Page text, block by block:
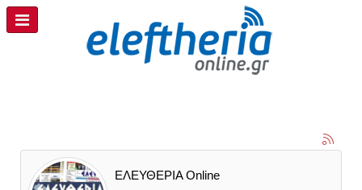
ΕΛΕΥΘΕΡΙΑ Online